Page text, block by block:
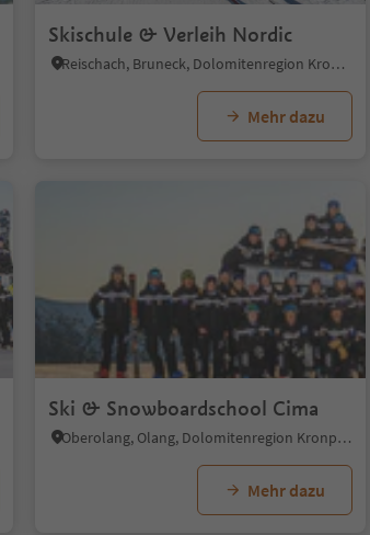
Skischule & Verleih Nordic
Reischach, Bruneck, Dolomitenregion Kronplatz
Mehr dazu
1/5
Ski & Snowboardschool Cima
Oberolang, Olang, Dolomitenregion Kronplatz
Mehr dazu